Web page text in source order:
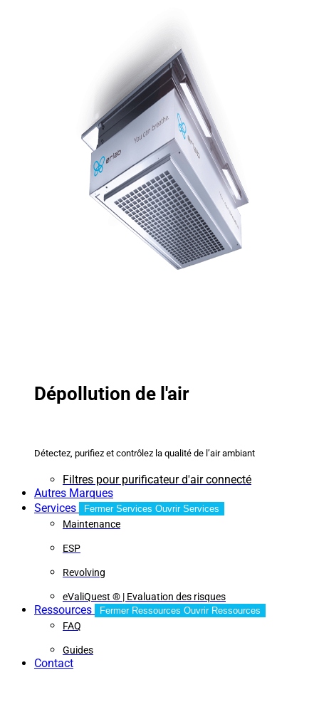
Dépollution de l'air
Détectez, purifiez et contrôlez la qualité de l’air ambiant
Filtres pour purificateur d'air connecté
Autres Marques
Services
Fermer Services Ouvrir Services
Maintenance
ESP
Revolving
eValiQuest ® | Evaluation des risques
Ressources Fermer Ressources Ouvrir Ressources
FAQ
Guides
Contact